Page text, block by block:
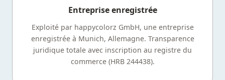
Entreprise enregistrée
Exploité par happycolorz GmbH, une entreprise
enregistrée à Munich, Allemagne. Transparence
juridique totale avec inscription au registre du
commerce (HRB 244438).